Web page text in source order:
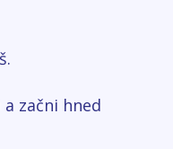
začni hned